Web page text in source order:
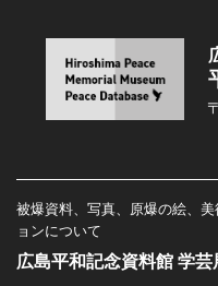
被爆資料、写真、原爆の絵、
ョンについて
広島平和記念資料館 学芸